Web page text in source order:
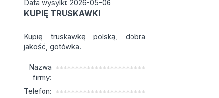
Data wysylki: 2026-05-06
KUPIĘ TRUSKAWKI
Kupię truskawkę polską, dobra
jakość, gotówka.
Nazwa
firmy:
***********************
Telefon: ***********************